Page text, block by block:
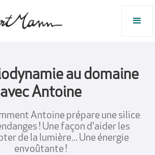
au domaine
avec Antoine
Antoine prépare une silice
! Une façon d'aider les
de la lumière... Une énergie
envoûtante !